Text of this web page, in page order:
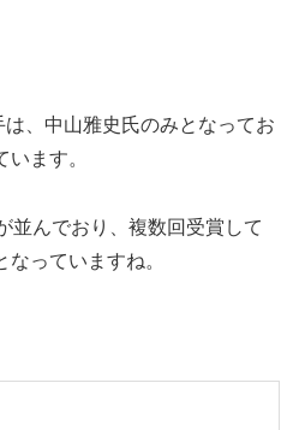
、中山雅史氏のみとなってお
ます。
並んでおり、複数回受賞して
っていますね。